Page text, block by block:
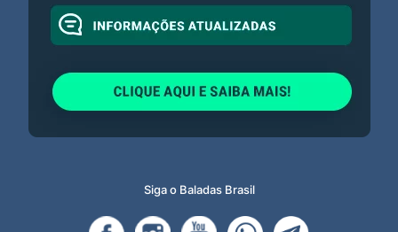
Siga o Baladas Brasil